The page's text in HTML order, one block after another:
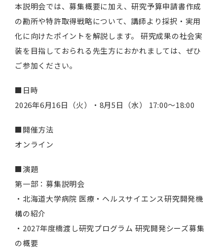
本説明会では、募集概要に加え、研究予算申請書作成
の勘所や特許取得戦略について、講師より採択・実用
化に向けたポイントを解説します。 研究成果の社会実
装を目指しておられる先生方におかれましては、ぜひ
ご参加ください。
■日時
2026年6月16日（火）・8月5日（水） 17:00～18:00
■開催方法
オンライン
■演題
第一部：募集説明会
・北海道大学病院 医療・ヘルスサイエンス研究開発機
構の紹介
・2027年度橋渡し研究プログラム 研究開発シーズ募集
の概要